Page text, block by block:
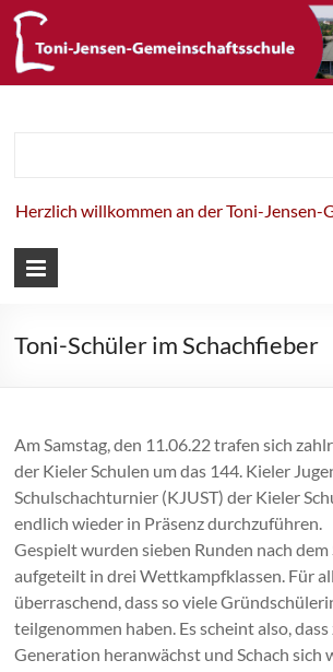
willkommen an der Toni-Jensen-
Toni-Schüler im Schachfieber
Am Samstag, den 11.06.22 trafen sich
der Kieler Schulen um das 144. Kieler
Schulschachturnier (KJUST) der Kieler
endlich wieder in Präsenz durchzuführen.
Gespielt wurden sieben Runden nach dem
aufgeteilt in drei Wettkampfklassen. Für
überraschend, dass so viele
teilgenommen haben. Es scheint also,
Generation heranwächst und Schach sich